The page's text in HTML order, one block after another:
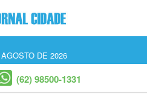
DE 2026
(62) 98500-1331